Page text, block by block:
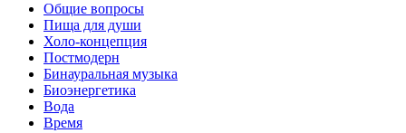
Общие вопросы
Пища для души
Холо-концепция
Постмодерн
Бинауральная музыка
Биоэнергетика
Вода
Время